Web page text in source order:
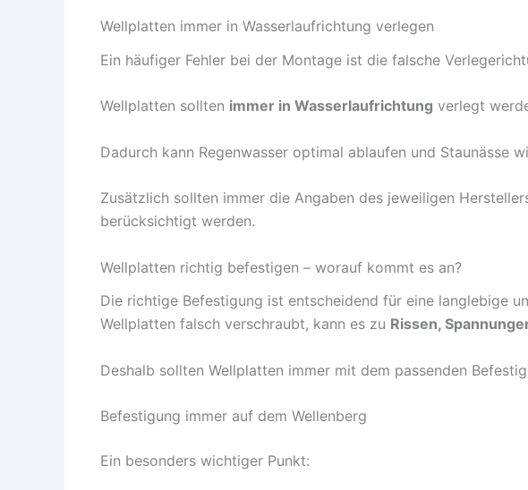
Wellplatten immer in Wasserlaufrichtung verlegen
Ein häufiger Fehler bei der Montage ist die falsche
Wellplatten sollten immer in Wasserlaufrichtung verlegt
Dadurch kann Regenwasser optimal ablaufen und Staunässe
Zusätzlich sollten immer die Angaben des jeweiligen
berücksichtigt werden.
Wellplatten richtig befestigen – worauf kommt es an?
Die richtige Befestigung ist entscheidend für eine langlebige
Wellplatten falsch verschraubt, kann es zu Rissen,
Deshalb sollten Wellplatten immer mit dem passenden
Befestigung immer auf dem Wellenberg
Ein besonders wichtiger Punkt: